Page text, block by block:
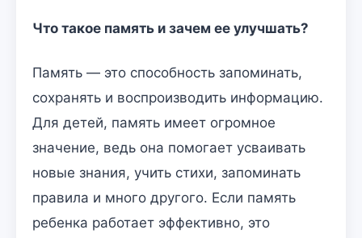
Что такое память и зачем ее улучшать?
Память — это способность запоминать,
сохранять и воспроизводить информацию.
Для детей, память имеет огромное
значение, ведь она помогает усваивать
новые знания, учить стихи, запоминать
правила и много другого. Если память
ребенка работает эффективно, это